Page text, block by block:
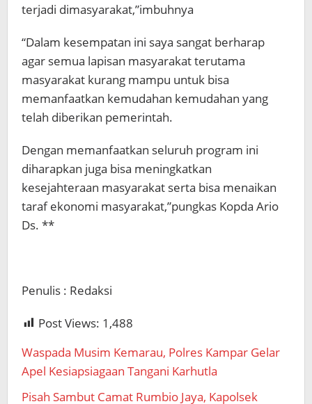
terjadi dimasyarakat,”imbuhnya
“Dalam kesempatan ini saya sangat berharap
agar semua lapisan masyarakat terutama
masyarakat kurang mampu untuk bisa
memanfaatkan kemudahan kemudahan yang
telah diberikan pemerintah.
Dengan memanfaatkan seluruh program ini
diharapkan juga bisa meningkatkan
kesejahteraan masyarakat serta bisa menaikan
taraf ekonomi masyarakat,”pungkas Kopda Ario
Ds. **
Penulis : Redaksi
Post Views: 1,488
Waspada Musim Kemarau, Polres Kampar Gelar
Apel Kesiapsiagaan Tangani Karhutla
Pisah Sambut Camat Rumbio Jaya, Kapolsek